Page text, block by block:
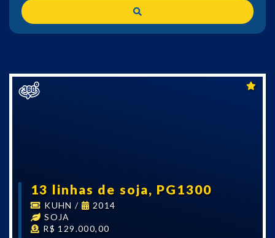
13 linhas de soja, PG1300
KUHN /
2014
SOJA
R$ 129.000,00